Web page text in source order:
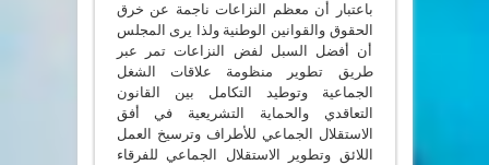
باعتبار أن معظم النزاعات ناجمة عن خرق
الحقوق والقوانين الوطنية ولذا يرى المجلس
أن أفضل السبل لفض النزاعات تمر عبر
طريق تطوير منظومة علاقات الشغل
الجماعية وتوطيد التكامل بين القانون
التعاقدي والحماية التشريعية في أفق
الاستقلال الجماعي للأطراف وترسيخ العمل
اللائق وتطوير الاستقلال الجماعي للفرقاء